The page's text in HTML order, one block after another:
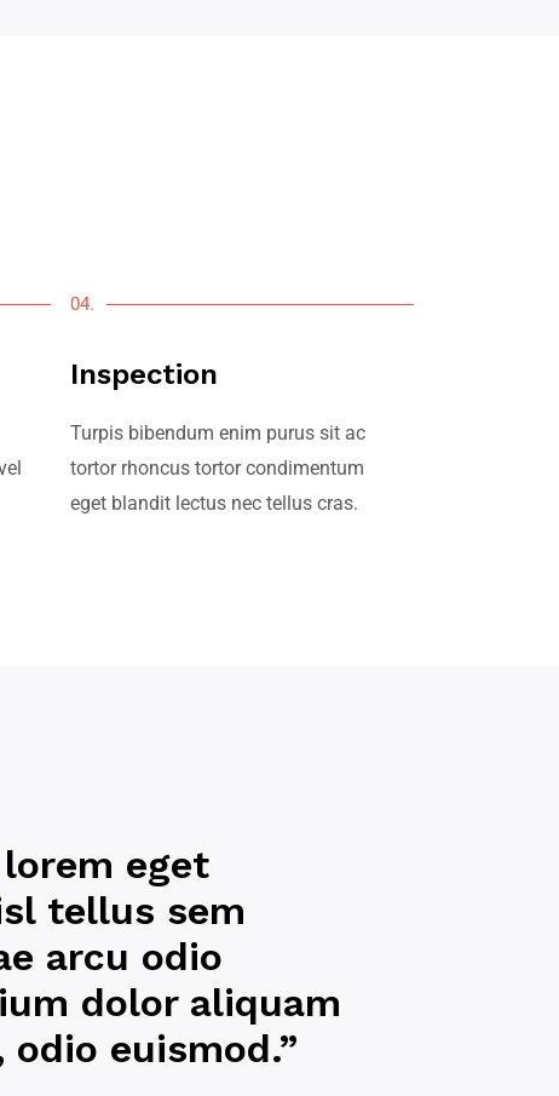
04.
Inspection
Turpis bibendum enim purus sit ac
tortor rhoncus tortor condimentum
eget blandit lectus nec tellus cras.
eget
tellus sem
arcu odio
dolor aliquam
euismod.”